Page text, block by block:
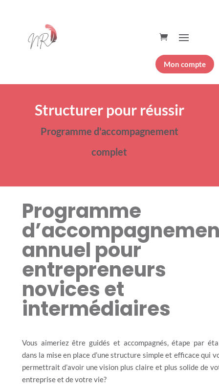
Mon compte
Structurer pour réussir
Programme d'accompagnement
complet
Programme
annuel pour
entrepreneurs
novices et
intermédiaires
Vous aimeriez être guidés et accompagnés, étape par
dans la mise en place d’une structure simple et efficace qui
permettrait d’avoir une vision plus claire et plus solide de
entreprise et de votre vie?